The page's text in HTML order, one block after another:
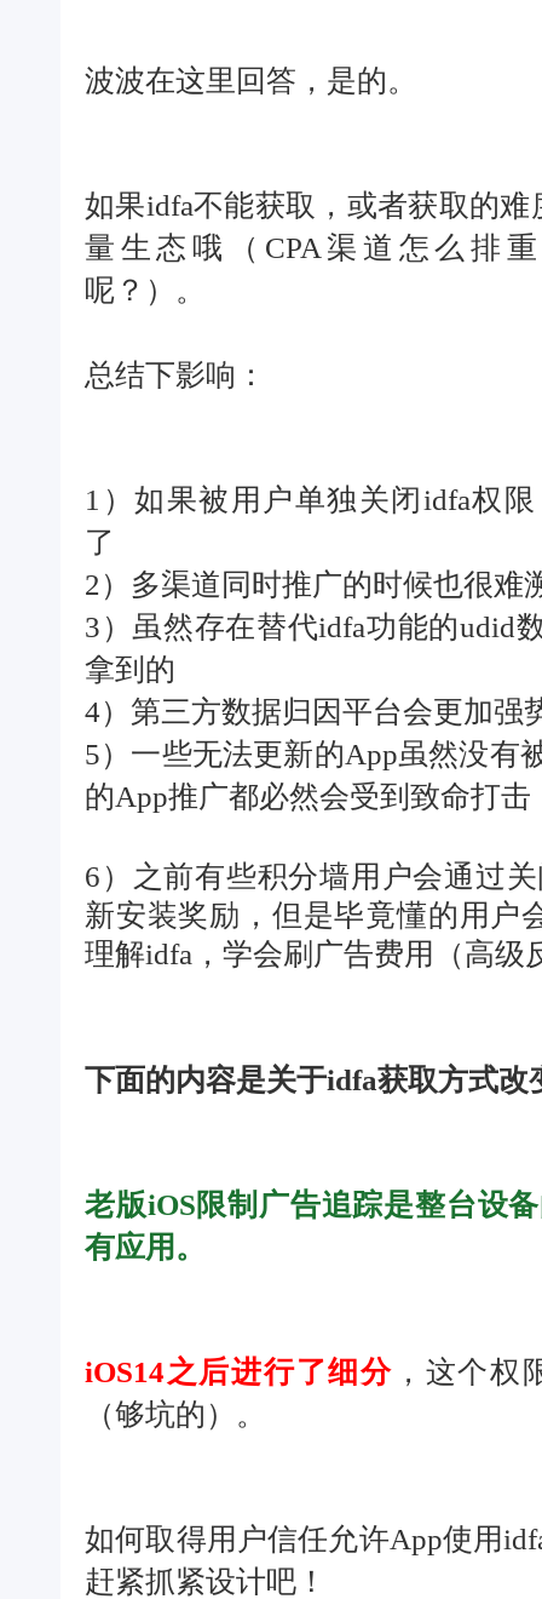
波波在这里回答，是的。
如果idfa不能获取，或者获取的
量生态哦（CPA渠道怎么排
呢？）。
总结下影响：
1）如果被用户单独关闭idfa权
了
2）多渠道同时推广的时候也很难
3）虽然存在替代idfa功能的udid
拿到的
4）第三方数据归因平台会更加强
5）一些无法更新的App虽然没有
的App推广都必然会受到致命打击
6）之前有些积分墙用户会通过
新安装奖励，但是毕竟懂的用户
理解idfa，学会刷广告费用（高级
下面的内容是关于idfa获取方式改
老版iOS限制广告追踪是整台设
有应用。
iOS14之后进行了细分 ，这个权
（够坑的） 。
如何取得用户信任允许App使用
赶紧抓紧设计吧！